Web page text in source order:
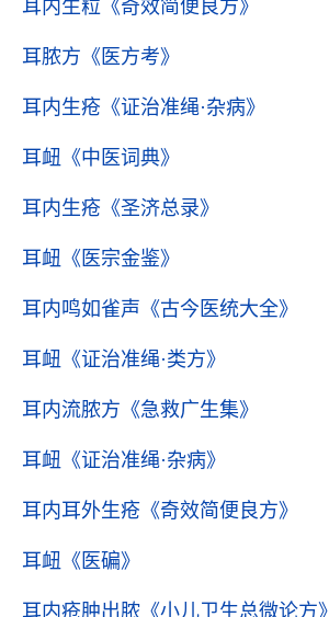
耳内生粒 《奇效简便良方》
耳脓方 《医方考》
耳内生疮 《证治准绳·杂病》
耳衄 《中医词典》
耳内生疮 《圣济总录》
耳衄 《医宗金鉴》
耳内鸣如雀声 《古今医统大全》
耳衄 《证治准绳·类方》
耳内流脓方 《急救广生集》
耳衄 《证治准绳·杂病》
耳内耳外生疮 《奇效简便良方》
耳衄 《医碥》
耳内疮肿出脓 《小儿卫生总微论方》